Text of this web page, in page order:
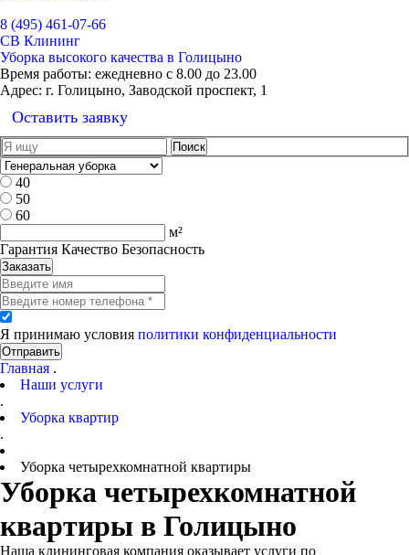
8 (495) 461-07-66
СВ Клининг
Уборка высокого качества в Голицыно
Время работы: ежедневно с 8.00 до 23.00
Адрес: г. Голицыно, Заводской проспект, 1
Оставить заявку
40
50
60
м²
Гарантия Качество Безопасность
Заказать
Я принимаю условия политики конфиденциальности
Отправить
Главная .
Наши услуги
.
Уборка квартир
.
Уборка четырехкомнатной квартиры
Уборка четырехкомнатной
квартиры в Голицыно
Наша клининговая компания оказывает услуги по